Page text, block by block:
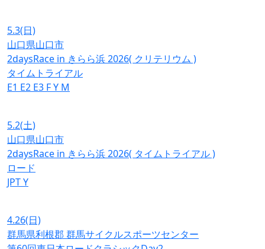
5.3(日)
山口県山口市
2daysRace in きらら浜 2026( クリテリウム )
タイムトライアル
E1 E2 E3 FY M
5.2(土)
山口県山口市
2daysRace in きらら浜 2026( タイムトライアル )
ロード
JPTY
4.26(日)
群馬県利根郡 群馬サイクルスポーツセンター